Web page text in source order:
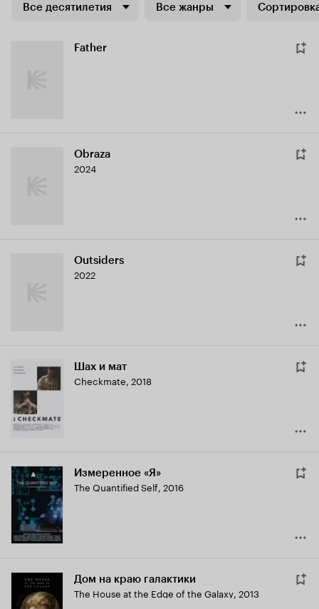
Все десятилетия Все жанры
Father
Obraza
2024
Outsiders
2022
Шах и мат
Checkmate, 2018
Измеренное «Я»
The Quantified Self, 2016
Дом на краю галактики
The House at the Edge of the Galaxy, 2013